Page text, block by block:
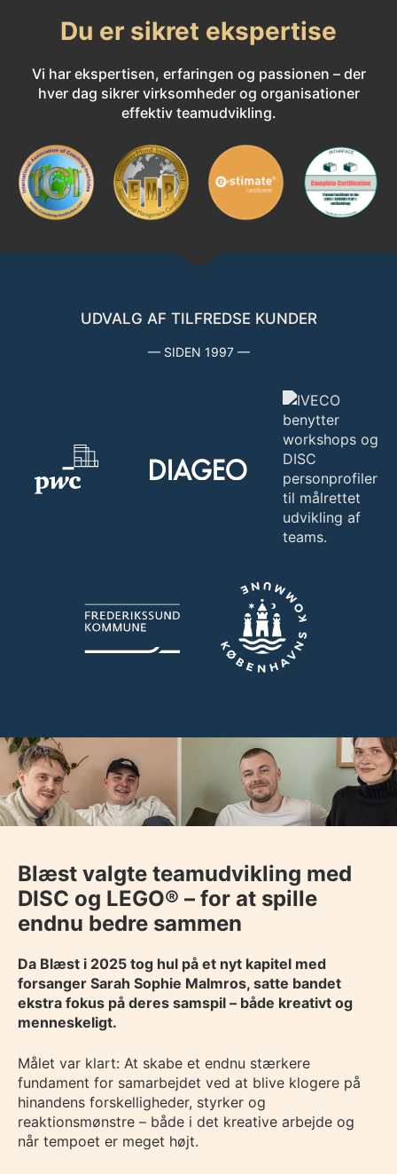
Du er sikret ekspertise
Vi har ekspertisen, erfaringen og passionen – der
hver dag sikrer virksomheder og organisationer
effektiv teamudvikling.
UDVALG AF TILFREDSE KUNDER
— SIDEN 1997 —
Blæst valgte teamudvikling med
DISC og LEGO® – for at spille
endnu bedre sammen
Da Blæst i 2025 tog hul på et nyt kapitel med
forsanger Sarah Sophie Malmros, satte bandet
ekstra fokus på deres samspil – både kreativt og
menneskeligt.
Målet var klart: At skabe et endnu stærkere
fundament for samarbejdet ved at blive klogere på
hinandens forskelligheder, styrker og
reaktionsmønstre – både i det kreative arbejde og
når tempoet er meget højt.